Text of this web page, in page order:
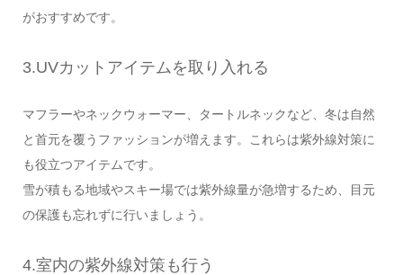
がおすすめです。
3.UVカットアイテムを取り入れる
マフラーやネックウォーマー、タートルネックなど、冬は自然
と首元を覆うファッションが増えます。これらは紫外線対策に
も役立つアイテムです。
雪が積もる地域やスキー場では紫外線量が急増するため、目元
の保護も忘れずに行いましょう。
4.室内の紫外線対策も行う